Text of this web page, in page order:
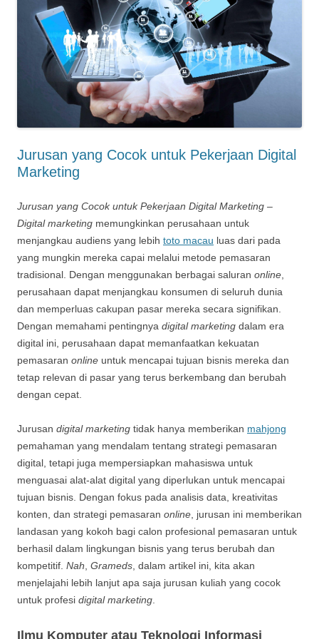
Jurusan yang Cocok untuk Pekerjaan Digital
Marketing
Jurusan yang Cocok untuk Pekerjaan Digital Marketing –
Digital marketing memungkinkan perusahaan untuk
menjangkau audiens yang lebih toto macau luas dari pada
yang mungkin mereka capai melalui metode pemasaran
tradisional. Dengan menggunakan berbagai saluran online,
perusahaan dapat menjangkau konsumen di seluruh dunia
dan memperluas cakupan pasar mereka secara signifikan.
Dengan memahami pentingnya digital marketing dalam era
digital ini, perusahaan dapat memanfaatkan kekuatan
pemasaran online untuk mencapai tujuan bisnis mereka dan
tetap relevan di pasar yang terus berkembang dan berubah
dengan cepat.
Jurusan digital marketing tidak hanya memberikan mahjong
pemahaman yang mendalam tentang strategi pemasaran
digital, tetapi juga mempersiapkan mahasiswa untuk
menguasai alat-alat digital yang diperlukan untuk mencapai
tujuan bisnis. Dengan fokus pada analisis data, kreativitas
konten, dan strategi pemasaran online, jurusan ini memberikan
landasan yang kokoh bagi calon profesional pemasaran untuk
berhasil dalam lingkungan bisnis yang terus berubah dan
kompetitif. Nah, Grameds, dalam artikel ini, kita akan
menjelajahi lebih lanjut apa saja jurusan kuliah yang cocok
untuk profesi digital marketing.
Ilmu Komputer atau Teknologi Informasi